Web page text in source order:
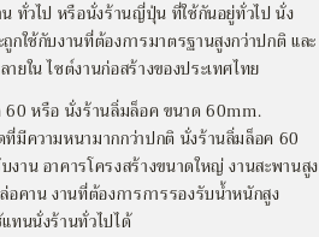
ทั่วไป หรือนั่งร้านญี่ปุ่น ที่ใช้กันอยู่ทั่วไป นั่ง
กใช้กับงานที่ต้องการมาตรฐานสูงกว่าปกติ และ
ยใน ไซต์งานก่อสร้างของประเทศไทย
60 หรือ นั่งร้านลิ่มล็อค ขนาด 60mm.
ที่มีความหนามากกว่าปกติ นั่งร้านลิ่มล็อค 60
งาน อาคารโครงสร้างขนาดใหญ่ งานสะพานสูง
อคาน งานที่ต้องการการรองรับน้ำหนักสูง
ทนนั่งร้านทั่วไปได้